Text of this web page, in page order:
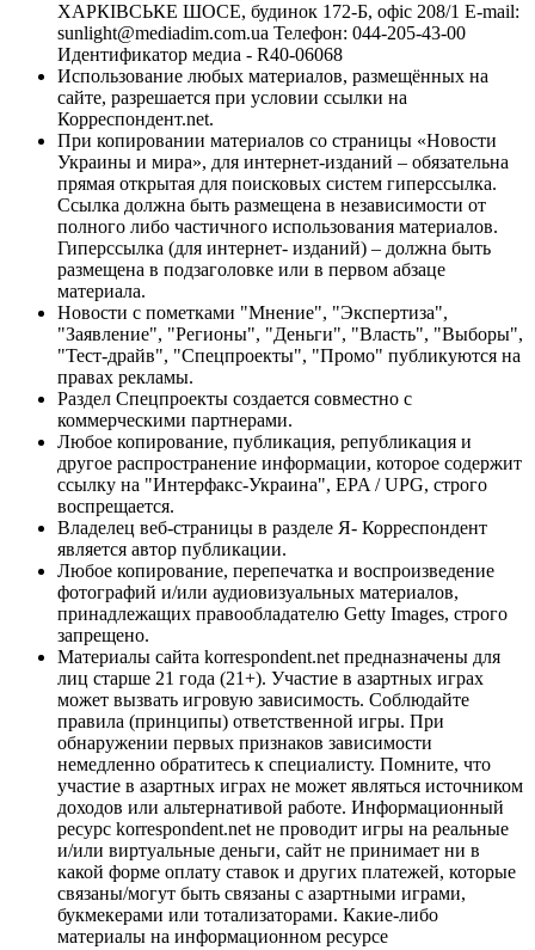
ХАРКІВСЬКЕ ШОСЕ, будинок 172-Б, офіс 208/1 E-mail:
sunlight@mediadim.com.ua Телефон: 044-205-43-00
Идентификатор медиа - R40-06068
Использование любых материалов, размещённых на
сайте, разрешается при условии ссылки на
Корреспондент.net.
При копировании материалов со страницы «Новости
Украины и мира», для интернет-изданий – обязательна
прямая открытая для поисковых систем гиперссылка.
Ссылка должна быть размещена в независимости от
полного либо частичного использования материалов.
Гиперссылка (для интернет- изданий) – должна быть
размещена в подзаголовке или в первом абзаце
материала.
Новости с пометками "Мнение", "Экспертиза",
"Заявление", "Регионы", "Деньги", "Власть", "Выборы",
"Тест-драйв", "Спецпроекты", "Промо" публикуются на
правах рекламы.
Раздел Спецпроекты создается совместно с
коммерческими партнерами.
Любое копирование, публикация, републикация и
другое распространение информации, которое содержит
ссылку на "Интерфакс-Украина", EPA / UPG, строго
воспрещается.
Владелец веб-страницы в разделе Я- Корреспондент
является автор публикации.
Любое копирование, перепечатка и воспроизведение
фотографий и/или аудиовизуальных материалов,
принадлежащих правообладателю Getty Images, строго
запрещено.
Материалы сайта korrespondent.net предназначены для
лиц старше 21 года (21+). Участие в азартных играх
может вызвать игровую зависимость. Соблюдайте
правила (принципы) ответственной игры. При
обнаружении первых признаков зависимости
немедленно обратитесь к специалисту. Помните, что
участие в азартных играх не может являться источником
доходов или альтернативой работе. Информационный
ресурс korrespondent.net не проводит игры на реальные
и/или виртуальные деньги, сайт не принимает ни в
какой форме оплату ставок и других платежей, которые
связаны/могут быть связаны с азартными играми,
букмекерами или тотализаторами. Какие-либо
материалы на информационном ресурсе